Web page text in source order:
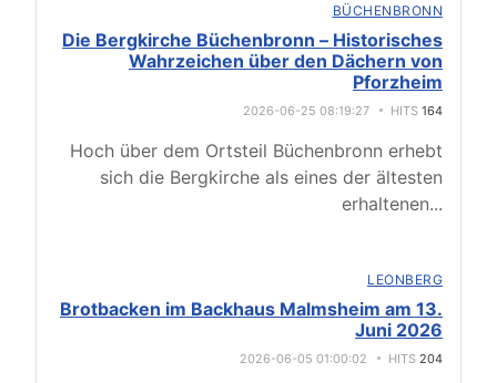
BÜCHENBRONN
Die Bergkirche Büchenbronn – Historisches
Wahrzeichen über den Dächern von
Pforzheim
2026-06-25 08:19:27 HITS 164
Hoch über dem Ortsteil Büchenbronn erhebt
sich die Bergkirche als eines der ältesten
erhaltenen...
LEONBERG
Brotbacken im Backhaus Malmsheim am 13.
Juni 2026
2026-06-05 01:00:02 HITS 204